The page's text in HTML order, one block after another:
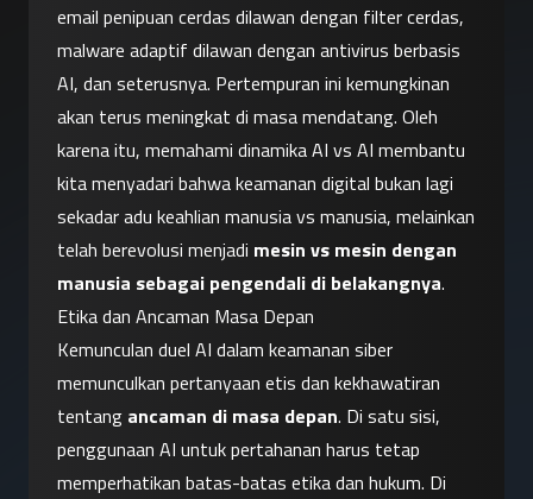
email penipuan cerdas dilawan dengan filter cerdas,
malware adaptif dilawan dengan antivirus berbasis
AI, dan seterusnya. Pertempuran ini kemungkinan
akan terus meningkat di masa mendatang. Oleh
karena itu, memahami dinamika AI vs AI membantu
kita menyadari bahwa keamanan digital bukan lagi
sekadar adu keahlian manusia vs manusia, melainkan
telah berevolusi menjadi mesin vs mesin dengan
manusia sebagai pengendali di belakangnya.
Etika dan Ancaman Masa Depan
Kemunculan duel AI dalam keamanan siber
memunculkan pertanyaan etis dan kekhawatiran
tentang ancaman di masa depan. Di satu sisi,
penggunaan AI untuk pertahanan harus tetap
memperhatikan batas-batas etika dan hukum. Di